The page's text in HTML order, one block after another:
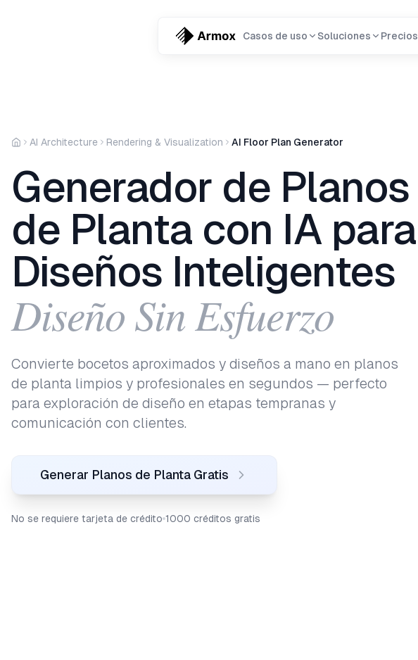
Casos de uso Soluciones Precios
AI Architecture Rendering & Visualization AI Floor Plan Generator
Generador de Planos
de Planta con IA para
Diseños Inteligentes
Diseño Sin Esfuerzo
Convierte bocetos aproximados y diseños a mano en planos
de planta limpios y profesionales en segundos — perfecto
para exploración de diseño en etapas tempranas y
comunicación con clientes.
Generar Planos de Planta Gratis
No se requiere tarjeta de crédito 1000 créditos gratis